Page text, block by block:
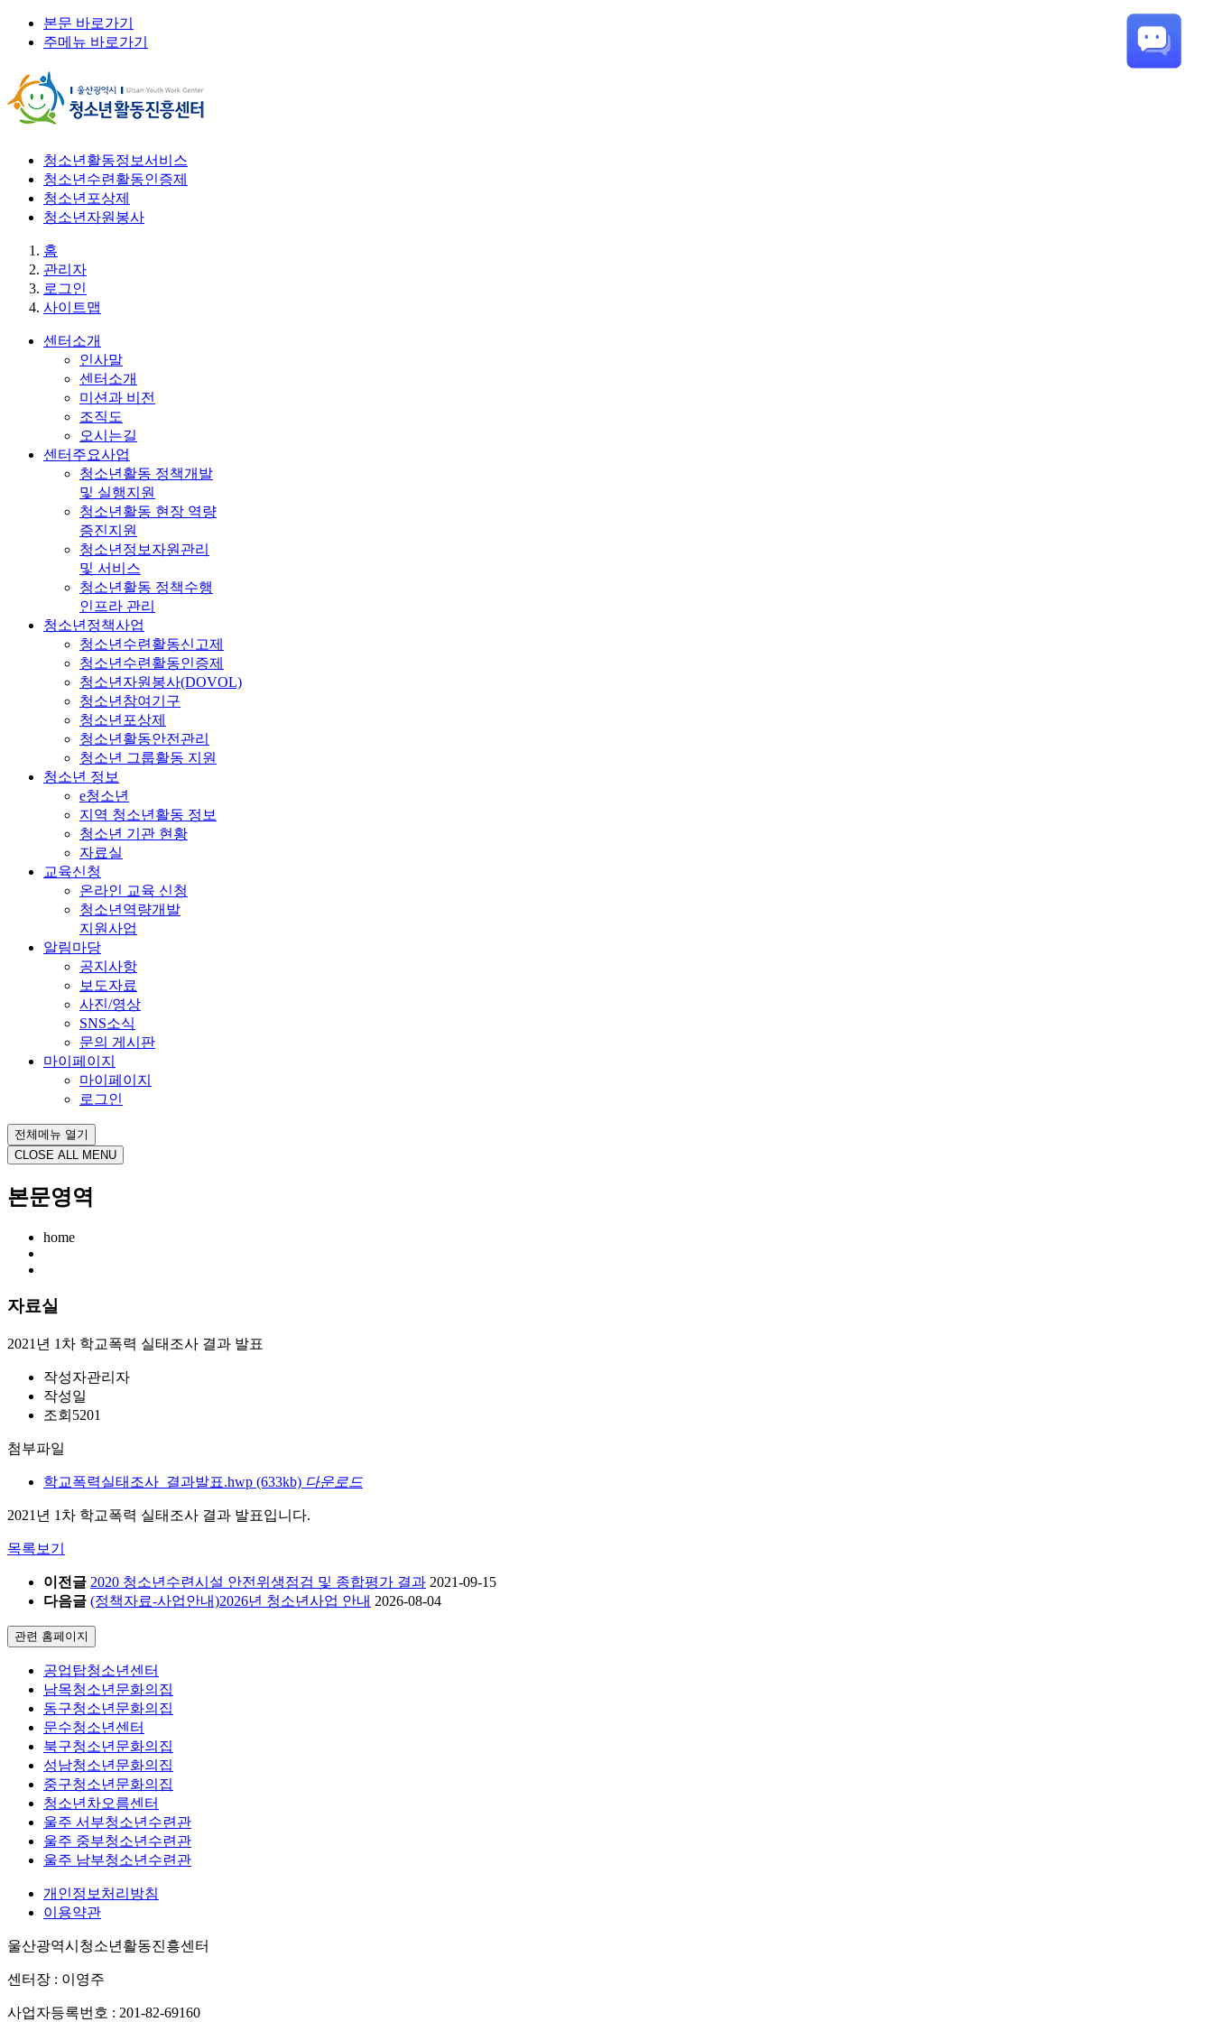
본문 바로가기
주메뉴 바로가기
청소년활동정보서비스
청소년수련활동인증제
청소년포상제
청소년자원봉사
홈
관리자
로그인
사이트맵
센터소개
인사말
센터소개
미션과 비전
조직도
오시는길
센터주요사업
청소년활동 정책개발
및 실행지원
청소년활동 현장 역량
증진지원
청소년정보자원관리
및 서비스
청소년활동 정책수행
인프라 관리
청소년정책사업
청소년수련활동신고제
청소년수련활동인증제
청소년자원봉사(DOVOL)
청소년참여기구
청소년포상제
청소년활동안전관리
청소년 그룹활동 지원
청소년 정보
e청소년
지역 청소년활동 정보
청소년 기관 현황
자료실
교육신청
온라인 교육 신청
청소년역량개발
지원사업
알림마당
공지사항
보도자료
사진/영상
SNS소식
문의 게시판
마이페이지
마이페이지
로그인
전체메뉴 열기
CLOSE ALL MENU
본문영역
home
자료실
2021년 1차 학교폭력 실태조사 결과 발표
작성자관리자
작성일
조회 5201
첨부파일
학교폭력실태조사_결과발표.hwp (633kb) 다운로드
2021년 1차 학교폭력 실태조사 결과 발표입니다.
목록보기
이전글 2020 청소년수련시설 안전위생점검 및 종합평가 결과 2021-09-15
다음글 (정책자료-사업안내)2026년 청소년사업 안내 2026-08-04
관련 홈페이지
공업탑청소년센터
남목청소년문화의집
동구청소년문화의집
문수청소년센터
북구청소년문화의집
성남청소년문화의집
중구청소년문화의집
청소년차오름센터
울주 서부청소년수련관
울주 중부청소년수련관
울주 남부청소년수련관
개인정보처리방침
이용약관
울산광역시청소년활동진흥센터
센터장 : 이영주
사업자등록번호 : 201-82-69160